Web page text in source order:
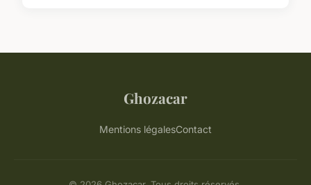
Ghozacar
Mentions légalesContact